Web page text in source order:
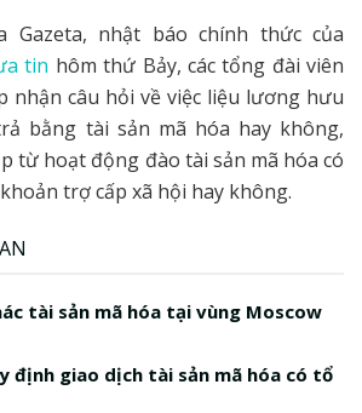
Gazeta, nhật báo chính thức của
tin hôm thứ Bảy, các tổng đài viên
nhận câu hỏi về việc liệu lương hưu
bằng tài sản mã hóa hay không,
từ hoạt động đào tài sản mã hóa có
trợ cấp xã hội hay không.
tài sản mã hóa tại vùng Moscow
định giao dịch tài sản mã hóa có tổ